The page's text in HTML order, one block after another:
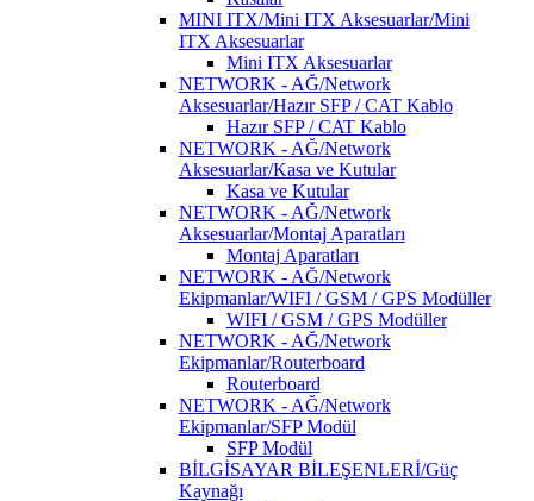
MINI ITX/Mini ITX Aksesuarlar/Mini
ITX Aksesuarlar
Mini ITX Aksesuarlar
NETWORK - AĞ/Network
Aksesuarlar/Hazır SFP / CAT Kablo
Hazır SFP / CAT Kablo
NETWORK - AĞ/Network
Aksesuarlar/Kasa ve Kutular
Kasa ve Kutular
NETWORK - AĞ/Network
Aksesuarlar/Montaj Aparatları
Montaj Aparatları
NETWORK - AĞ/Network
Ekipmanlar/WIFI / GSM / GPS Modüller
WIFI / GSM / GPS Modüller
NETWORK - AĞ/Network
Ekipmanlar/Routerboard
Routerboard
NETWORK - AĞ/Network
Ekipmanlar/SFP Modül
SFP Modül
BİLGİSAYAR BİLEŞENLERİ/Güç
Kaynağı